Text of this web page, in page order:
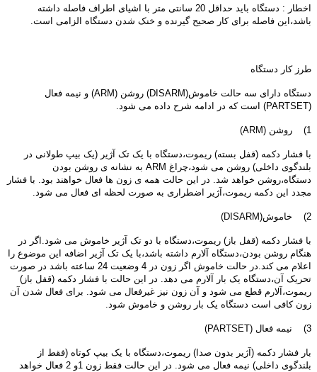
اخطار : دستگاه باید حداقل 20 سانتی متر با اشیای اطراف فاصله داشته
باشد،این فاصله برای کار صحیح گیرنده و خنک شدن دستگاه الزامی است.
طرز کار دستگاه
دستگاه دارای سه حالت خاموش(DISARM) روشن (ARM) و نیمه فعال
(PARTSET) است که در ادامه شرح داده می شود.
1) روشن (ARM)
با فشار دکمه (قفل بسته) ریموت،دستگاه با یک تک آژیر (یک بیپ طولانی در
بلندگوی داخلی) روشن می شود،چراغ ARM به نشانه ی روشن بودن
دستگاه،روشن خواهد شد. در این حالت همه ی زون ها فعال خواهند بود. با فشار
مجدد این دکمه ریموت،آژیر اضطراری به صورت لحظه ای فعال می شود.
2) خاموش(DISARM)
با فشار دکمه (قفل باز) ریموت،دستگاه با دو تک آژیر خاموش می شود.اگر در
هنگام روشن بودن،دستگاه آلارم داشته باشد،با یک تک آژیر اضافه این موضوع را
اعلام می کند.در حالت خاموش اگر زون در 4 وضعیت 24 ساعته باشد در صورت
تحریک آن،دستگاه یک بار آلارم می دهد. در این حالت با فشار دکمه (قفل باز)
ریموت،آلارم قطع می شود و آن زون نیز غیرفعال می شود. برای فعال شدن آن
زون کافی است دستگاه یک بار روشن و خاموش شود.
3) نیمه فعال (PARTSET)
بار فشار دکمه (آژیر بدون صدا) ریموت،دستگاه با یک بیپ کوتاه (فقط از
بلندگوی داخلی) نیمه فعال می شود. در این حالت فقط زون 1و 2 فعال خواهد